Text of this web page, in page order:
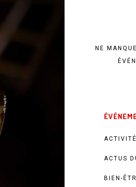
NE
ACTUS
BIEN-